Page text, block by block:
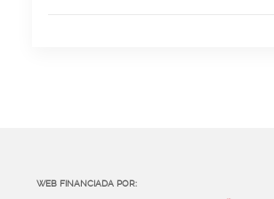
WEB FINANCIADA POR: